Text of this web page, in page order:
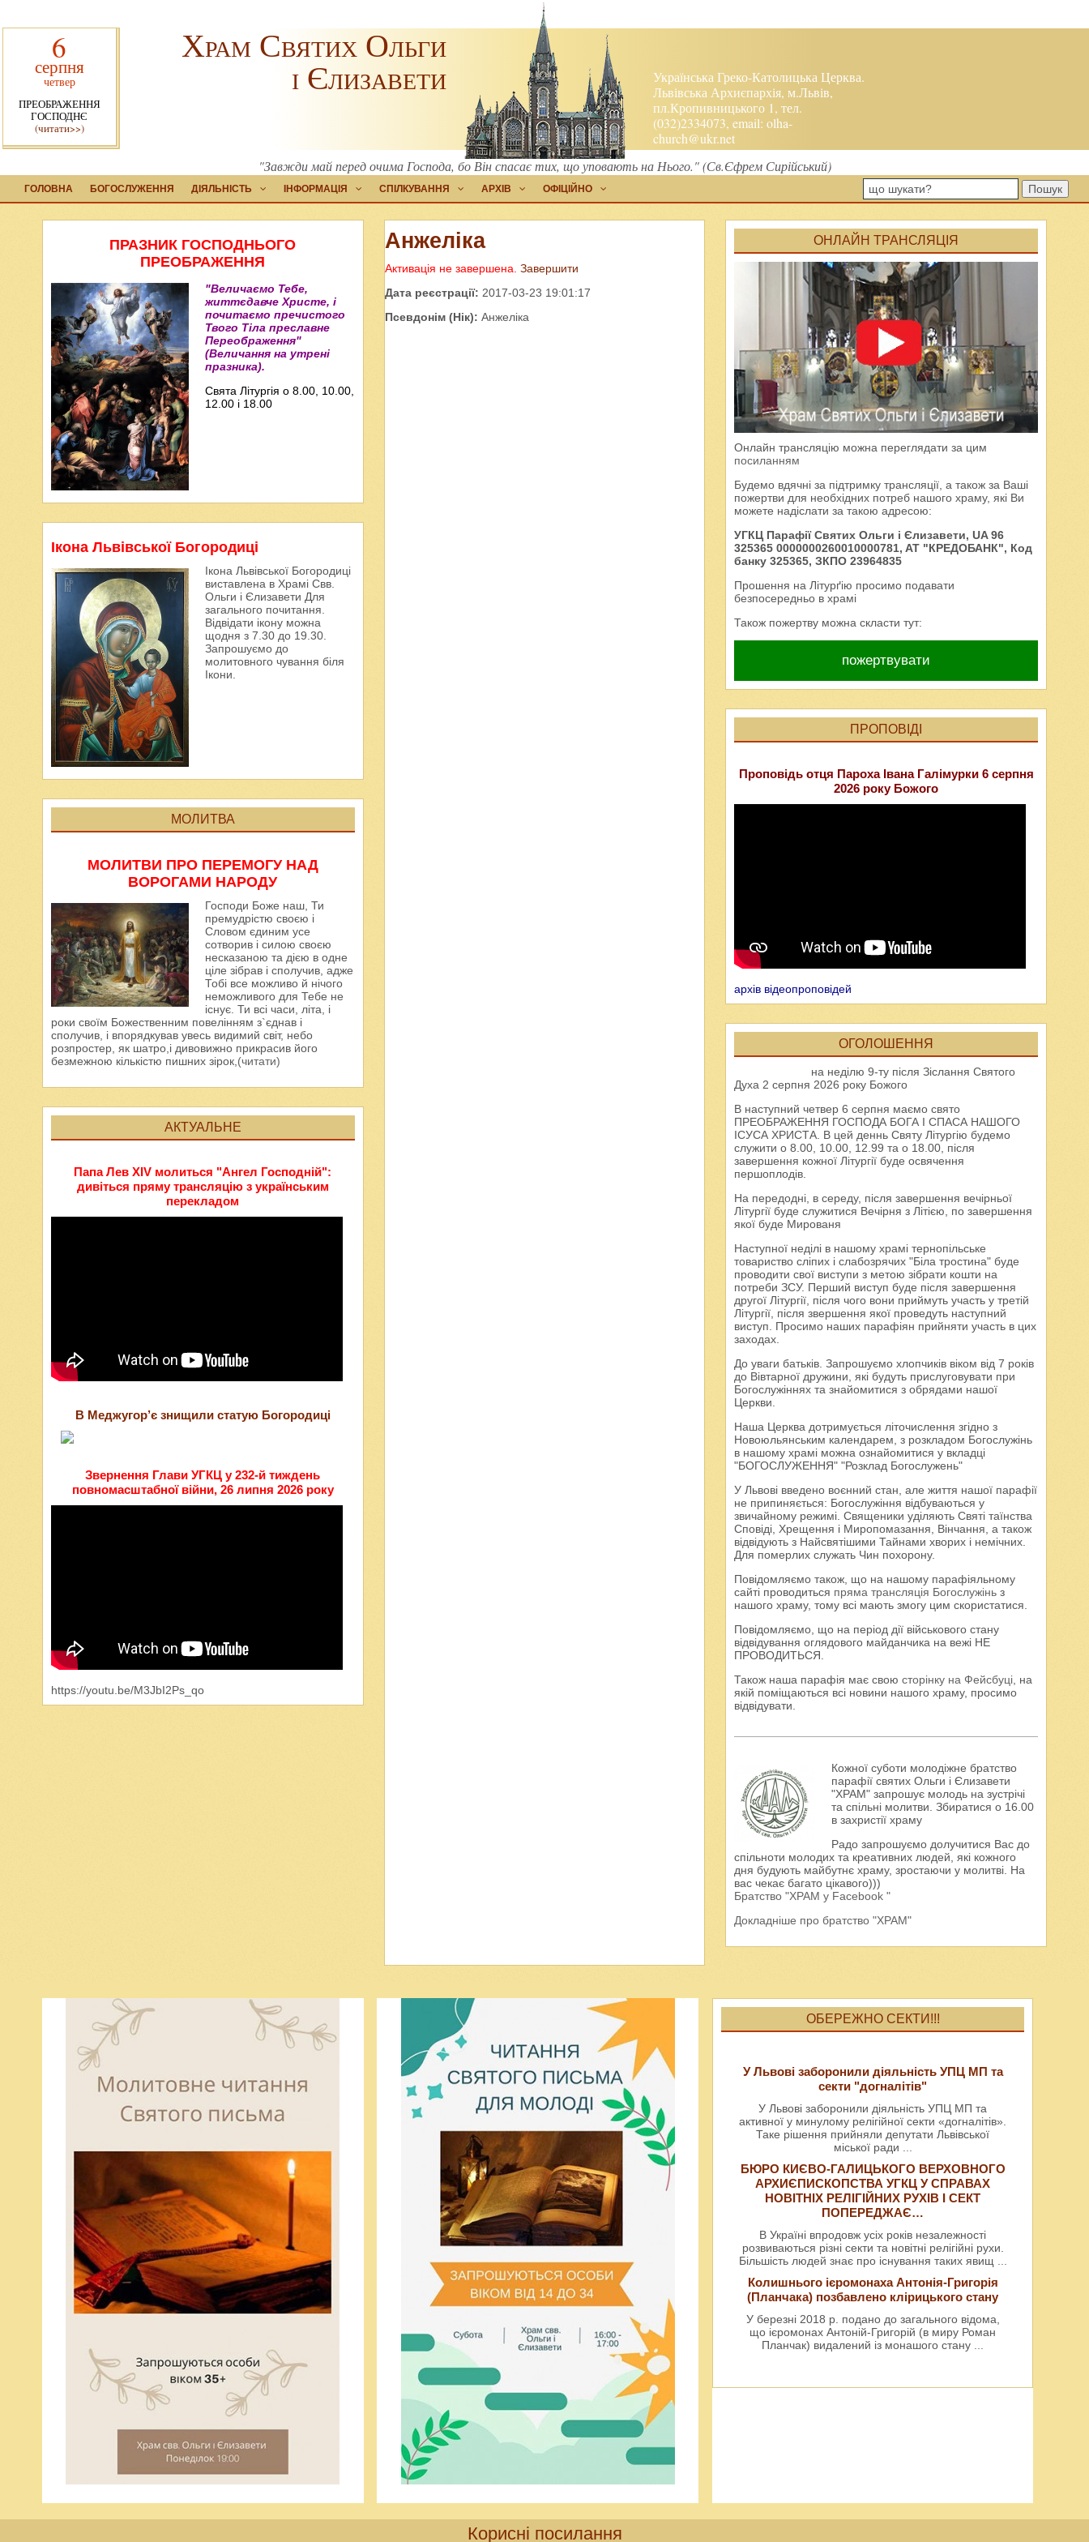
6
серпня
четвер
ПРЕОБРАЖЕННЯ
ГОСПОДНЄ
(читати>>)
Українська Греко-Католицька Церква.
Львівська Архиєпархія, м.Львів,
пл.Кропивницького 1, тел.
(032)2334073, email:olha-
church@ukr.net
Храм Святих Ольги
і Єлизавети
"Завжди май перед очима Господа, бо Він спасає тих, що уповають на Нього." (Св.Єфрем Сирійський)
ГОЛОВНА БОГОСЛУЖЕННЯ ДІЯЛЬНІСТЬ ІНФОРМАЦІЯ СПІЛКУВАННЯ АРХІВ ОФІЦІЙНО Пошук
ПРАЗНИК ГОСПОДНЬОГО
ПРЕОБРАЖЕННЯ
"Величаємо Тебе,
життєдавче Христе, і
почитаємо пречистого
Твого Тіла преславне
Переображення"
(Величання на утрені
празника).
Свята Літургія о 8.00, 10.00,
12.00 і 18.00
Ікона Львівської Богородиці
Ікона Львівської Богородиці
виставлена в Храмі Свв.
Ольги і Єлизавети Для
загального почитання.
Відвідати ікону можна
щодня з 7.30 до 19.30.
Запрошуємо до
молитовного чування біля
Ікони.
МОЛИТВА
МОЛИТВИ ПРО ПЕРЕМОГУ НАД
ВОРОГАМИ НАРОДУ
Господи Боже наш, Ти
премудрістю своєю і
Словом єдиним усе
сотворив і силою своєю
несказаною та дією в одне
ціле зібрав і сполучив, адже
Тобі все можливо й нічого
неможливого для Тебе не
існує. Ти всі часи, літа, і
роки своїм Божественним повелінням з`єднав і
сполучив, і впорядкував увесь видимий світ, небо
розпростер, як шатро,і дивовижно прикрасив його
безмежною кількістю пишних зірок, (читати)
АКТУАЛЬНЕ
Папа Лев XIV молиться "Ангел Господній":
дивіться пряму трансляцію з українським
перекладом
В Меджугор’є знищили статую Богородиці
Звернення Глави УГКЦ у 232-й тиждень
повномасштабної війни, 26 липня 2026 року
https://youtu.be/M3JbI2Ps_qo
Анжеліка
Активація не завершена. Завершити
Дата реєстрації: 2017-03-23 19:01:17
Псевдонім (Нік): Анжеліка
ОНЛАЙН ТРАНСЛЯЦІЯ
Онлайн трансляцію можна переглядати за цим
посиланням
Будемо вдячні за підтримку трансляції, а також за Ваші
пожертви для необхідних потреб нашого храму, які Ви
можете надіслати за такою адресою:
УГКЦ Парафії Святих Ольги і Єлизавети, UA 96
325365 0000000260010000781, AT "КРЕДОБАНК", Код
банку 325365, ЗКПО 23964835
Прошення на Літурґію просимо подавати
безпосередньо в храмі
Також пожертву можна скласти тут:
пожертвувати
ПРОПОВІДІ
Проповідь отця Пароха Івана Галімурки 6 серпня
2026 року Божого
архів відеопроповідей
ОГОЛОШЕННЯ
на неділю 9-ту після Зіслання Святого
Духа 2 серпня 2026 року Божого
В наступний четвер 6 серпня маємо свято
ПРЕОБРАЖЕННЯ ГОСПОДА БОГА І СПАСА НАШОГО
ІСУСА ХРИСТА. В цей деннь Святу Літургію будемо
служити о 8.00, 10.00, 12.99 та о 18.00, після
завершення кожної Літургії буде освячення
першоплодів.
На передодні, в середу, після завершення вечірньої
Літургії буде служитися Вечірня з Літією, по завершення
якої буде Мированя
Наступної неділі в нашому храмі тернопільське
товариство сліпих і слабозрячих "Біла тростина" буде
проводити свої виступи з метою зібрати кошти на
потреби ЗСУ. Перший виступ буде після завершення
другої Літургії, після чого вони приймуть участь у третій
Літургії, після звершення якої проведуть наступний
виступ. Просимо наших парафіян прийняти участь в цих
заходах.
До уваги батьків. Запрошуємо хлопчиків віком від 7 років
до Вівтарної дружини, які будуть прислуговувати при
Богослужіннях та знайомитися з обрядами нашої
Церкви.
Наша Церква дотримується літочислення згідно з
Новоюльянським календарем, з розкладом Богослужінь
в нашому храмі можна ознайомитися у вкладці
"БОГОСЛУЖЕННЯ" "Розклад Богослужень"
У Львові введено воєнний стан, але життя нашої парафії
не припиняється: Богослужіння відбуваються у
звичайному режимі. Священики уділяють Святі таїнства
Сповіді, Хрещення і Миропомазання, Вінчання, а також
відвідують з Найсвятішими Тайнами хворих і немічних.
Для померлих служать Чин похорону.
Повідомляємо також, що на нашому парафіяльному
сайті проводиться пряма трансляція Богослужінь з
нашого храму, тому всі мають змогу цим скористатися.
Повідомляємо, що на період дії військового стану
відвідування оглядового майданчика на вежі НЕ
ПРОВОДИТЬСЯ.
Також наша парафія має своюсторінку на Фейсбуці, на
якій поміщаються всі новини нашого храму, просимо
відвідувати.
Кожної суботи молодіжне братство
парафії святих Ольги і Єлизавети
"ХРАМ" запрошує молодь на зустрічі
та спільні молитви. Збиратися о 16.00
в захристії храму
Радо запрошуємо долучитися Вас до
спільноти молодих та креативних людей, які кожного
дня будують майбутнє храму, зростаючи у молитві. На
вас чекає багато цікавого)))
Братство "ХРАМ у Facebook "
Докладніше про братство "ХРАМ"
ОБЕРЕЖНО СЕКТИ!!!
У Львові заборонили діяльність УПЦ МП та
секти "догналітів"
У Львові заборонили діяльність УПЦ МП та
активної у минулому релігійної секти «догналітів».
Таке рішення прийняли депутати Львівської
міської ради ...
БЮРО КИЄВО-ГАЛИЦЬКОГО ВЕРХОВНОГО
АРХИЄПИСКОПСТВА УГКЦ У СПРАВАХ
НОВІТНІХ РЕЛІГІЙНИХ РУХІВ І СЕКТ
ПОПЕРЕДЖАЄ…
В Україні впродовж усіх років незалежності
розвиваються різні секти та новітні релігійні рухи.
Більшість людей знає про існування таких явищ ...
Колишнього ієромонаха Антонія-Григорія
(Планчака) позбавлено клірицького стану
У березні 2018 р. подано до загального відома,
що ієромонах Антоній-Григорій (в миру Роман
Планчак) видалений із монашого стану ...
Корисні посилання